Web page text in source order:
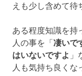
えも少し含めて待
ある程度知識を持
人の事を「 凄いで
はいないですよ
人も気持ち良くな